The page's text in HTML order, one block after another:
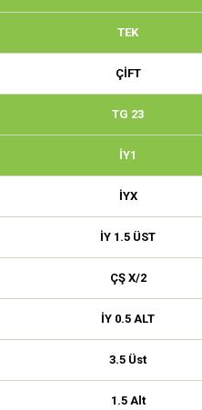
TEK
ÇİFT
TG 23
İY1
İYX
İY 1.5 ÜST
ÇŞ X/2
İY 0.5 ALT
3.5 Üst
1.5 Alt